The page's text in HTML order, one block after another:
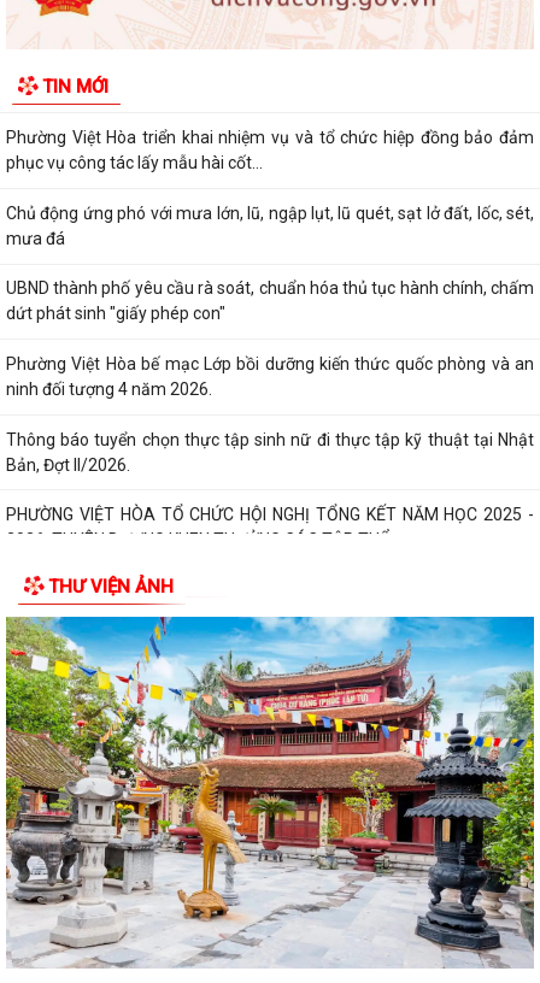
TIN MỚI
làm việc tại Nhật Bản theo Chương...
2026.
Phường Việt Hòa triển khai nhiệm vụ và tổ chức hiệp đồng bảo đảm
phục vụ công tác lấy mẫu hài cốt...
Chủ động ứng phó với mưa lớn, lũ, ngập lụt, lũ quét, sạt lở đất, lốc, sét,
mưa đá
UBND thành phố yêu cầu rà soát, chuẩn hóa thủ tục hành chính, chấm
dứt phát sinh "giấy phép con"
Phường Việt Hòa bế mạc Lớp bồi dưỡng kiến thức quốc phòng và an
ninh đối tượng 4 năm 2026.
Thông báo tuyển chọn thực tập sinh nữ đi thực tập kỹ thuật tại Nhật
Bản, Đợt II/2026.
PHƯỜNG VIỆT HÒA TỔ CHỨC HỘI NGHỊ TỔNG KẾT NĂM HỌC 2025 -
2026, TUYÊN DƯƠNG KHEN THƯỞNG CÁC TẬP THỂ,...
ĐẢNG BỘ PHƯỜNG VIỆT HÒA HỌC TẬP, QUÁN TRIỆT NGHỊ QUYẾT HỘI
NGHỊ LẦN THỨ BA BAN CHẤP HÀNH TRUNG...
HỘI NÔNG DÂN THÀNH PHỐ HẢI PHÒNG: KIỂM TRA CÔNG TÁC HỘI VÀ
PHONG TRÀO NÔNG DÂN 6 THÁNG ĐẦU NĂM 2026...
Thông qua 24 Nghị quyết tại Kỳ họp thứ 3 (Kỳ họp thường lệ giữa năm
2026) HĐND thành phố khóa XVII
Phường Việt Hòa khai mạc lớp bồi dưỡng kiến thức quốc phòng và an
ninh cho đối tượng 4 năm 2026
Thành phố đặt mục tiêu giữ vững nhóm 5, phấn đấu vào nhóm 3 cả
nước về Chỉ số PCI đến năm 2030
Bảo đảm thực hiện chính sách bảo hiểm y tế đối với học sinh, sinh viên
THƯ VIỆN ẢNH